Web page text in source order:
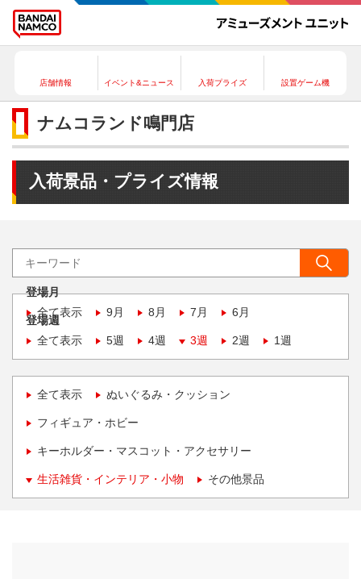
店舗情報 イベント&ニュース 入荷プライズ 設置ゲーム機
ナムコランド鳴門店
入荷景品・プライズ情報
登場月
全て表示
9月 8月 7月 6月
登場週
全て表示
5週 4週 3週 2週 1週
全て表示 ぬいぐるみ・クッション
フィギュア・ホビー
キーホルダー・マスコット・アクセサリー
生活雑貨・インテリア・小物 その他景品